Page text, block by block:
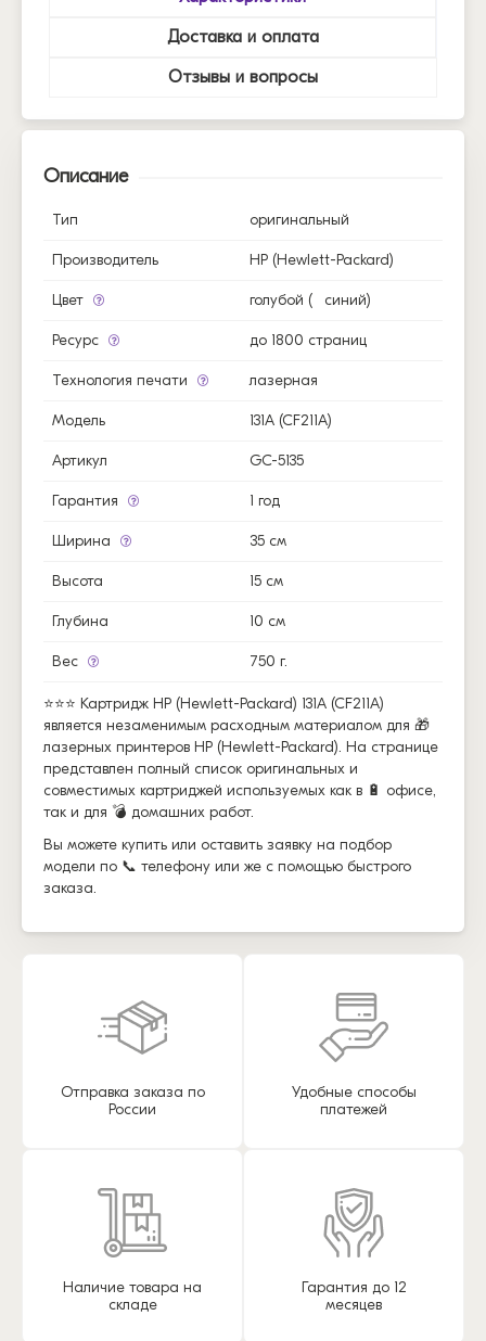
Доставка и оплата
Отзывы и вопросы
Описание
Тип оригинальный
Производитель HP (Hewlett-Packard)
Цвет голубой ( синий)
Ресурс до 1800 страниц
Технология печати лазерная
Модель 131A (CF211A)
Артикул GC-5135
Гарантия 1 год
Ширина 35 см
Высота 15 см
Глубина 10 см
Вес 750 г.
⭐⭐⭐ Картридж HP (Hewlett-Packard) 131A (CF211A)
является незаменимым расходным материалом для 🎁
лазерных принтеров HP (Hewlett-Packard). На странице
представлен полный список оригинальных и
совместимых картриджей используемых как в 🔋 офисе,
так и для 💣 домашних работ.
Вы можете купить или оставить заявку на подбор
модели по 📞 телефону или же с помощью быстрого
заказа.
Отправка заказа по
России
Удобные способы
платежей
Наличие товара на
складе
Гарантия до 12
месяцев